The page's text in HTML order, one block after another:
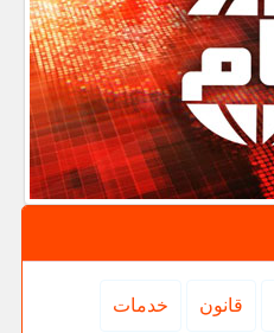
قانون خدمات